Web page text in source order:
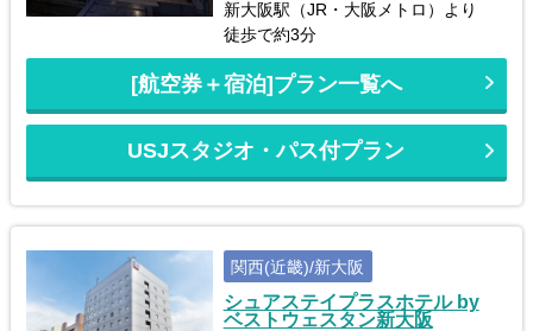
新大阪駅（JR・大阪メトロ）より
徒歩で約3分
[航空券＋宿泊]プラン一覧へ
USJスタジオ・パス付プラン
関西(近畿)/新大阪
シュアステイプラスホテル by
ベストウェスタン新大阪